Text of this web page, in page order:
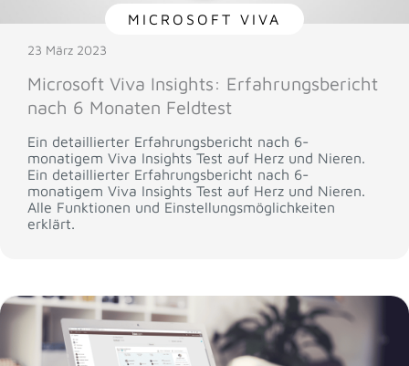
MICROSOFT VIVA
23 März 2023
Microsoft Viva Insights: Erfahrungsbericht
nach 6 Monaten Feldtest
Ein detaillierter Erfahrungsbericht nach 6-
monatigem Viva Insights Test auf Herz und Nieren.
Ein detaillierter Erfahrungsbericht nach 6-
monatigem Viva Insights Test auf Herz und Nieren.
Alle Funktionen und Einstellungsmöglichkeiten
erklärt.